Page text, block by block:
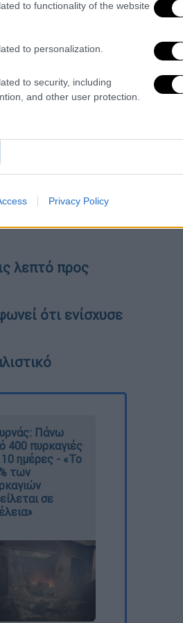
to functionality of the website
to personalization.
to security, including
and other user protection.
Privacy Policy
Καρολάιν η
το θύμα
πολιτικό
λεπτό προς
ότι ενίσχυσε
Πάνω
400 πυρκαγιές
ημέρες - «Το
των
σε